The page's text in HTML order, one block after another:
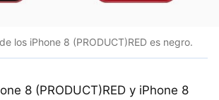
los iPhone 8 (PRODUCT)RED es negro.
8 (PRODUCT)RED y iPhone 8